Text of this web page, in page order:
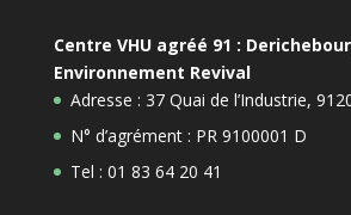
Centre VHU agréé 91 :
Environnement Revival
Adresse : 37 Quai de l’Industrie,
N° d’agrément : PR 9100001 D
Tel : 01 83 64 20 41